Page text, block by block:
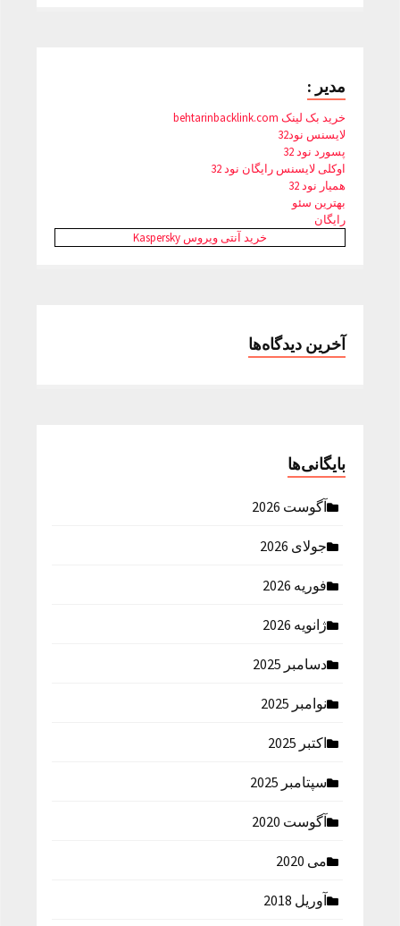
مدیر :
خرید بک لینک behtarinbacklink.com
لایسنس نود32
پسورد نود 32
اوکلی لایسنس رایگان نود 32
همیار نود 32
بهترین سئو
رایگان
خرید آنتی ویروس Kaspersky
آخرین دیدگاه‌ها
بایگانی‌ها
آگوست 2026
جولای 2026
فوریه 2026
ژانویه 2026
دسامبر 2025
نوامبر 2025
اکتبر 2025
سپتامبر 2025
آگوست 2020
می 2020
آوریل 2018